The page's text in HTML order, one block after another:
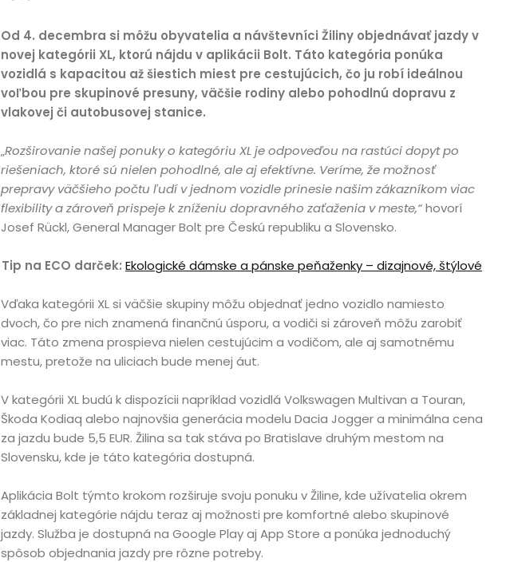
Od 4. decembra si môžu obyvatelia a návštevníci Žiliny objednávať jazdy v
novej kategórii XL, ktorú nájdu v aplikácii Bolt. Táto kategória ponúka
vozidlá s kapacitou až šiestich miest pre cestujúcich, čo ju robí ideálnou
voľbou pre skupinové presuny, väčšie rodiny alebo pohodlnú dopravu z
vlakovej či autobusovej stanice.
„Rozširovanie našej ponuky o kategóriu XL je odpoveďou na rastúci dopyt po
riešeniach, ktoré sú nielen pohodlné, ale aj efektívne. Veríme, že možnosť
prepravy väčšieho počtu ľudí v jednom vozidle prinesie našim zákazníkom viac
flexibility a zároveň prispeje k zníženiu dopravného zaťaženia v meste,“hovorí
Josef Rückl, General Manager Bolt pre Českú republiku a Slovensko.
Tip na ECO darček: Ekologické dámske a pánske peňaženky – dizajnové, štýlové
Vďaka kategórii XL si väčšie skupiny môžu objednať jedno vozidlo namiesto
dvoch, čo pre nich znamená finančnú úsporu, a vodiči si zároveň môžu zarobiť
viac. Táto zmena prospieva nielen cestujúcim a vodičom, ale aj samotnému
mestu, pretože na uliciach bude menej áut.
V kategórii XL budú k dispozícii napríklad vozidlá Volkswagen Multivan a Touran,
Škoda Kodiaq alebo najnovšia generácia modelu Dacia Jogger a minimálna cena
za jazdu bude 5,5 EUR. Žilina sa tak stáva po Bratislave druhým mestom na
Slovensku, kde je táto kategória dostupná.
Aplikácia Bolt týmto krokom rozširuje svoju ponuku v Žiline, kde užívatelia okrem
základnej kategórie nájdu teraz aj možnosti pre komfortné alebo skupinové
jazdy. Služba je dostupná na Google Play aj App Store a ponúka jednoduchý
spôsob objednania jazdy pre rôzne potreby.